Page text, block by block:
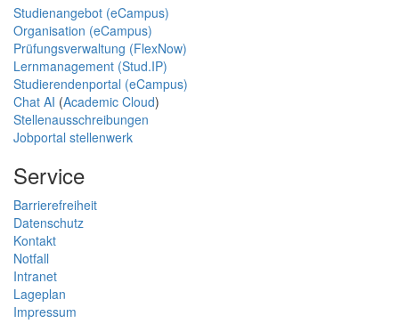
Studienangebot (eCampus)
Organisation (eCampus)
Prüfungsverwaltung (FlexNow)
Lernmanagement (Stud.IP)
Studierendenportal (eCampus)
Chat AI (Academic Cloud)
Stellenausschreibungen
Jobportal stellenwerk
Service
Barrierefreiheit
Datenschutz
Kontakt
Notfall
Intranet
Lageplan
Impressum